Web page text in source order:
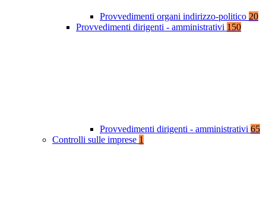
Provvedimenti organi indirizzo-politico 20
Provvedimenti dirigenti - amministrativi 150
Provvedimenti dirigenti - amministrativi 65
Controlli sulle imprese 1